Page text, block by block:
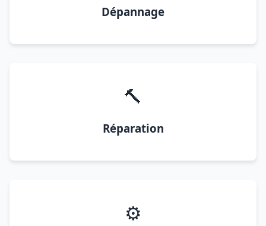
Dépannage
🔨
Réparation
⚙️